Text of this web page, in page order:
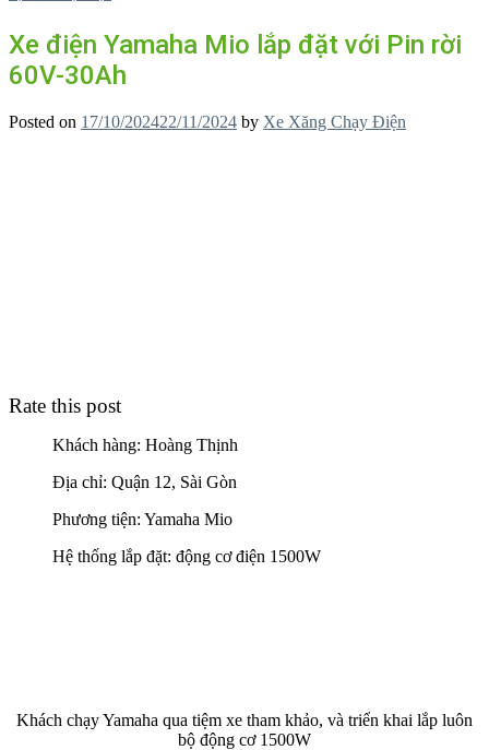
Xe điện Yamaha Mio lắp đặt với Pin rời
60V-30Ah
Posted on 17/10/202422/11/2024 by Xe Xăng Chạy Điện
Rate this post
Khách hàng: Hoàng Thịnh
Địa chỉ: Quận 12, Sài Gòn
Phương tiện: Yamaha Mio
Hệ thống lắp đặt: động cơ điện 1500W
Khách chạy Yamaha qua tiệm xe tham khảo, và triển khai lắp luôn
bộ động cơ 1500W